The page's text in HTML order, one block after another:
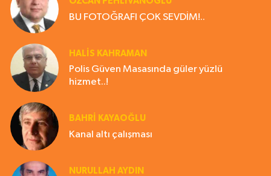
BU FOTOĞRAFI ÇOK SEVDİM!..
HALIS KAHRAMAN
Polis Güven Masasında güler yüzlü
hizmet..!
BAHRI KAYAOĞLU
Kanal altı çalışması
NURULLAH AYDIN